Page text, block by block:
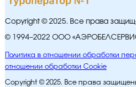
Copyright © 2025. Все права
© 1994–2022 ООО
Политика в отношении обработки
отношении обработки Cookie
Copyright © 2025. Все права